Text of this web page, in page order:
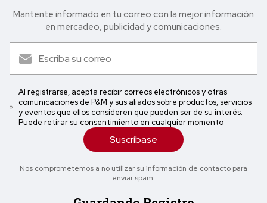
Mantente informado en tu correo con la mejor in formación
en mercadeo, publicidad y comunicaciones.
Al registrarse, acepta recibir correos electrónicos y otras
comunicaciones de P&M y sus aliados sobre productos, servicios
y eventos que ellos consideren que pueden ser de su interés.
Puede retirar su consentimiento en cualquier momento
Suscríbase
Nos comprometemos a no utilizar su información de contacto para
enviar spam.